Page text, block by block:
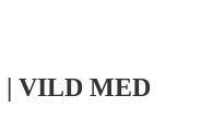
VILD MED